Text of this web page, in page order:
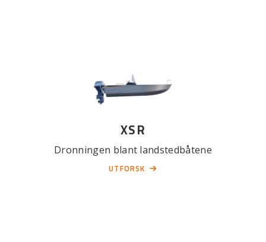
XSR
Dronningen blant landstedbåtene
UTFORSK